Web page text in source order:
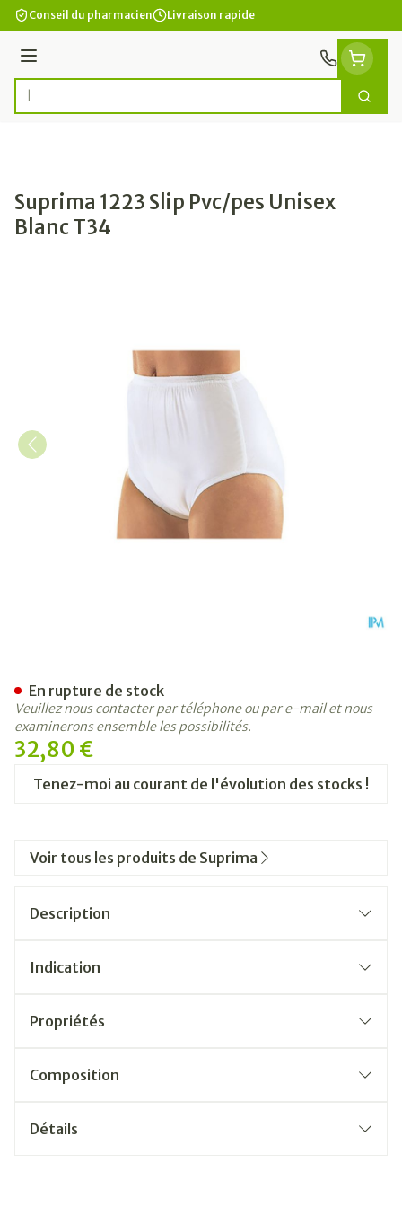
Aller au contenu
Conseil du pharmacien Livraison rapide
Menu
Rechercher
Suprima 1223 Slip Pvc/pes Unisex
Blanc T34
32,80 €
Tenez-moi au courant de l'évolution des stocks !
En rupture de stock
Veuillez nous contacter par téléphone ou par e-mail et nous
examinerons ensemble les possibilités.
Voir tous les produits de Suprima
Description
Indication
Propriétés
Composition
Détails